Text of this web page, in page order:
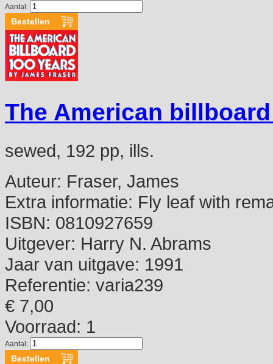
Aantal:
The American
sewed, 192 pp, ills.
Auteur: Fraser, James
Extra informatie: Fly leaf with
ISBN: 0810927659
Uitgever: Harry N. Abrams
Jaar van uitgave: 1991
Referentie: varia239
€ 7,00
Voorraad: 1
Aantal: